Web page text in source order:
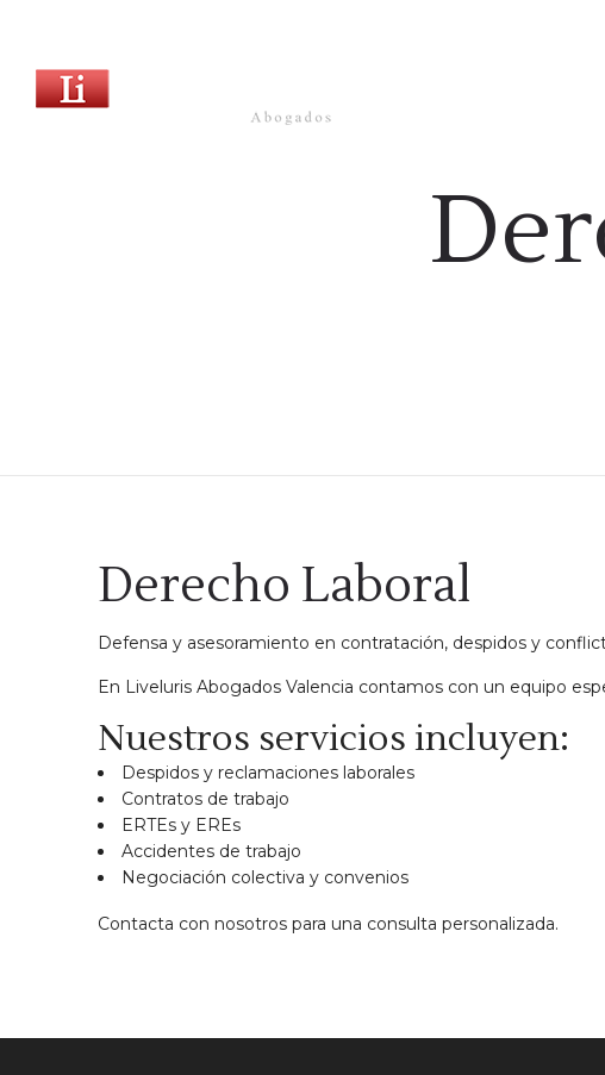
Derecho Laboral
Defensa y asesoramiento en contratación, despidos y
En Liveluris Abogados Valencia contamos con un equipo
Nuestros servicios incluyen:
Despidos y reclamaciones laborales
Contratos de trabajo
ERTEs y EREs
Accidentes de trabajo
Negociación colectiva y convenios
Contacta con nosotros para una consulta personalizada.